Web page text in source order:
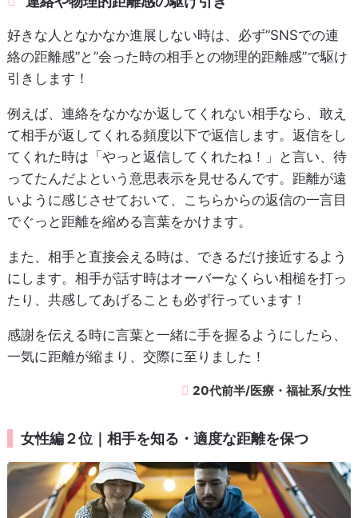
好きな人となかなか進展しない時は、必ず”SNSでの連
絡の距離感”と”会った時の相手との物理的距離感”で駆け
引きします！
例えば、連絡をなかなか返してくれない相手なら、敢え
て相手が返してくれる頻度以下で返信します。返信をし
てくれた時は「やっと返信してくれたね！」と言い、待
ってたんだよという意思表示を見せるんです。距離が遠
いように感じさせておいて、こちらからの返信の一言目
でぐっと距離を縮める言葉をかけます。
また、相手と直接会える時は、できるだけ接近するよう
にします。相手が話す時はオーバーなくらい相槌を打っ
たり、共感してあげることも必ず行っています！
感謝を伝える時に言葉と一緒に手を握るようにしたら、
一気に距離が縮まり、交際に至りました！
20代前半/医療・福祉系/女性
女性編２位｜相手を知る・適度な距離を保つ